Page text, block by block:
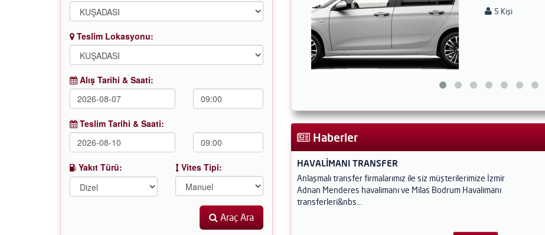
Teslim Lokasyonu:
Alış Tarihi & Saati:
Teslim Tarihi & Saati:
Yakıt Türü: Vites Tipi:
Araç Ara
5 Kişi
Haberler
HAVALİMANI TRANSFER
Anlaşmalı transfer firmalarımız ile siz müşterilerimize İzmir
Adnan Menderes havalimanı ve Milas Bodrum Havalimanı
transferleri&nbs...